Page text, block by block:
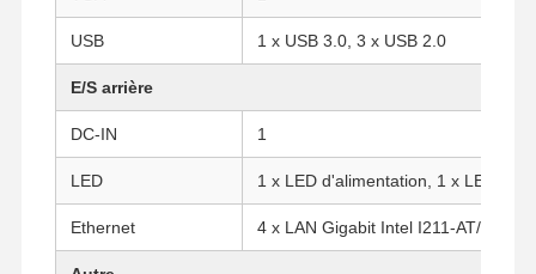
Le pare-feu mini PC
USB 1 x USB 3.0, 3 x USB 2.0
E/S arrière
DC-IN 1
LED 1 x LED d'alimentation, 1 x LED HDD
Ethernet 4 x LAN Gigabit Intel I211-AT/I210-